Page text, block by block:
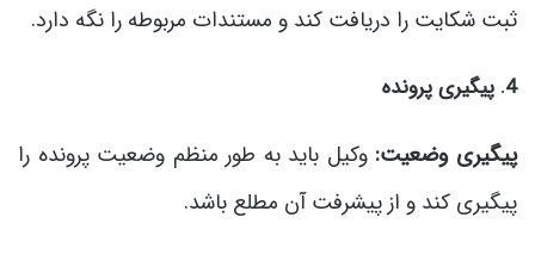
ثبت شکایت را دریافت کند و مستندات مربوطه را نگه دارد.
4. پیگیری پرونده
پیگیری وضعیت: وکیل باید به طور منظم وضعیت پرونده را
پیگیری کند و از پیشرفت آن مطلع باشد.